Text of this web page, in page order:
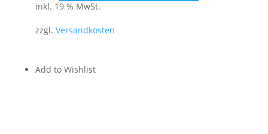
inkl. 19 % MwSt.
zzgl. Versandkosten
Add to Wishlist